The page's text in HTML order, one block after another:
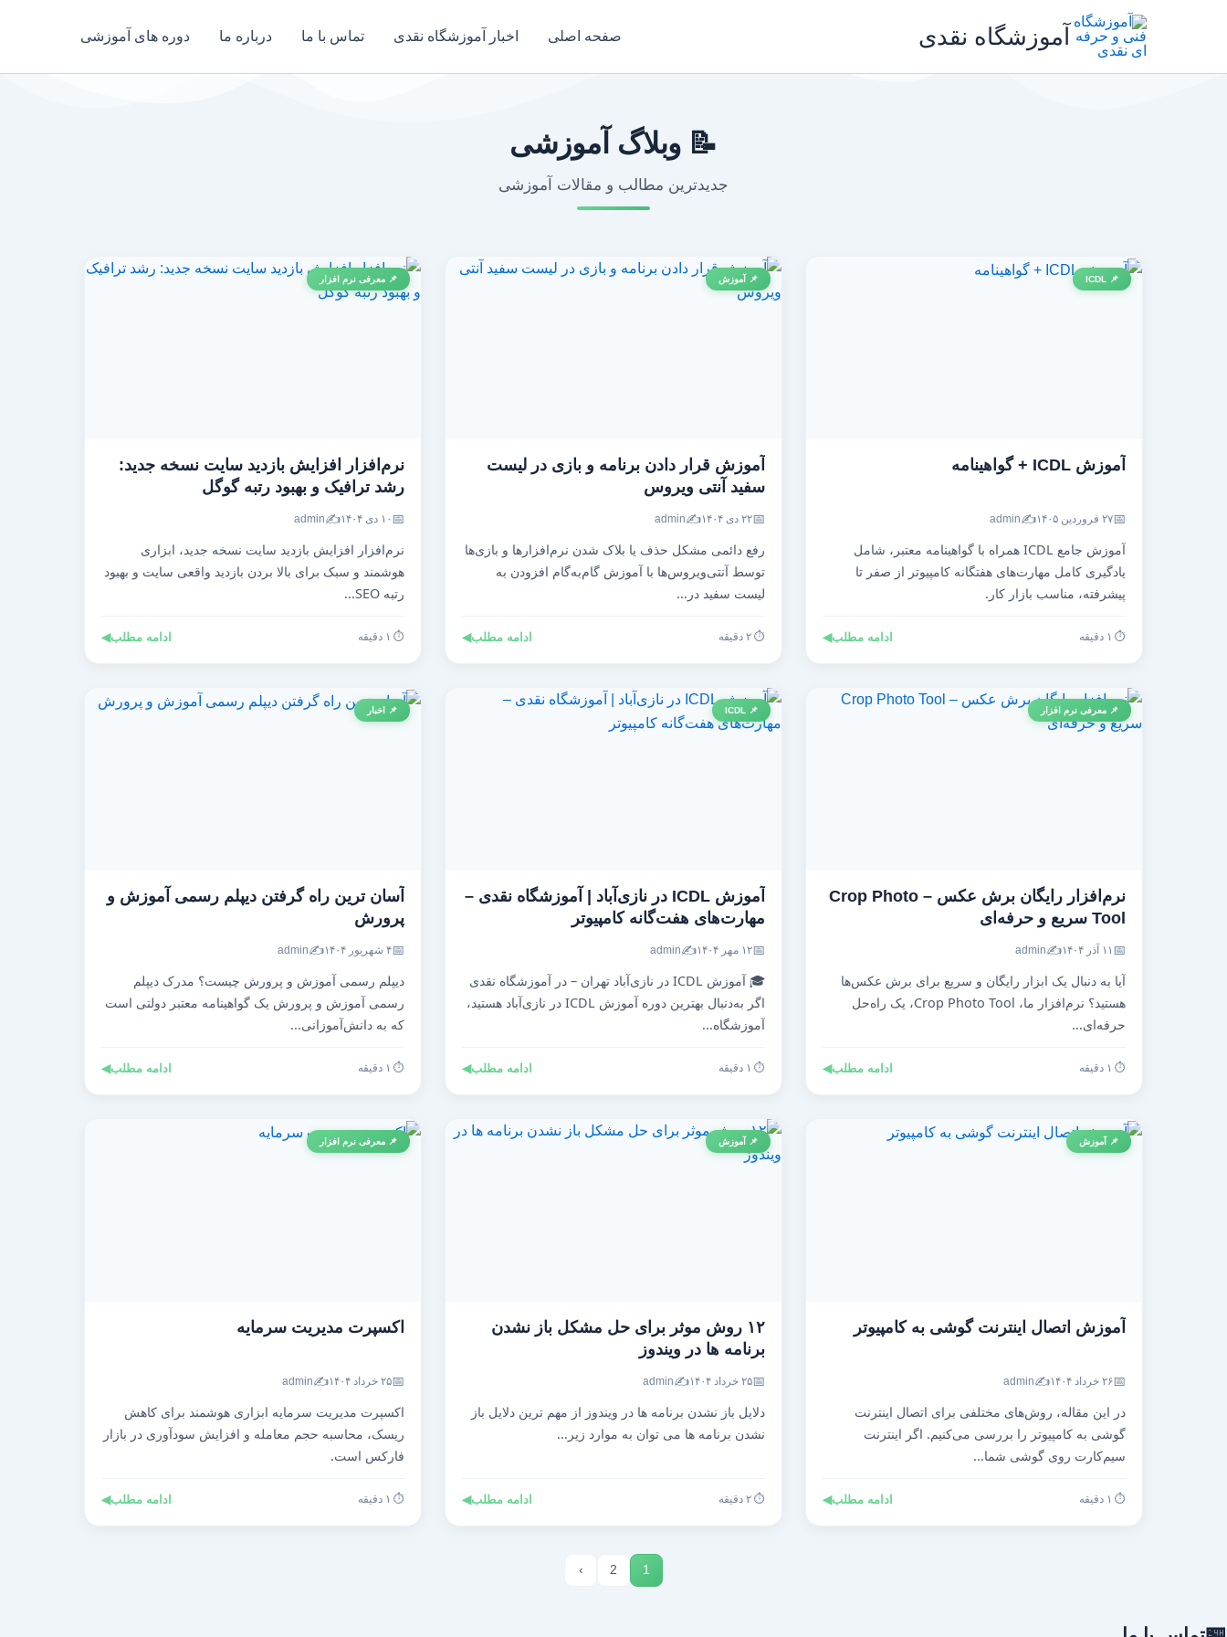
آموزشگاه نقدی صفحه اصلی اخبار آموزشگاه نقدی تماس با ما درباره ما دوره های آموزشی
📝 وبلاگ آموزشی
جدیدترین مطالب و مقالات آموزشی
📌 ICDL
آموزش ICDL + گواهینامه
📅۲۷ فروردین ۱۴۰۵ ✍️
admin
آموزش جامع ICDL همراه با گواهینامه معتبر، شامل
یادگیری کامل مهارت‌های هفتگانه کامپیوتر از صفر تا
پیشرفته، مناسب بازار کار.
⏱️ ۱ دقیقه ادامه مطلب◀
📌 آموزش
آموزش قرار دادن برنامه و بازی در لیست
سفید آنتی‌ ویروس
📅۲۲ دی ۱۴۰۴ ✍️
admin
رفع دائمی مشکل حذف یا بلاک شدن نرم‌افزارها و بازی‌ها
توسط آنتی‌ویروس‌ها با آموزش گام‌به‌گام افزودن به
لیست سفید در...
⏱️ ۲ دقیقه ادامه مطلب◀
📌 معرفی نرم افزار
نرم‌افزار افزایش بازدید سایت نسخه جدید:
رشد ترافیک و بهبود رتبه گوگل
📅 ۱۰ دی ۱۴۰۴ ✍️
admin
نرم‌افزار افزایش بازدید سایت نسخه جدید، ابزاری
هوشمند و سبک برای بالا بردن بازدید واقعی سایت و بهبود
رتبه SEO...
⏱️ ۱ دقیقه ادامه مطلب◀
📌 معرفی نرم افزار
نرم‌افزار رایگان برش عکس – Crop Photo
Tool سریع و حرفه‌ای
📅 ۱۱ آذر ۱۴۰۴ ✍️
admin
آیا به دنبال یک ابزار رایگان و سریع برای برش عکس‌ها
هستید؟ نرم‌افزار ما، Crop Photo Tool، یک راه‌حل
حرفه‌ای...
⏱️ ۱ دقیقه ادامه مطلب◀
📌 ICDL
آموزش ICDL در نازی‌آباد | آموزشگاه نقدی –
مهارت‌های هفت‌گانه کامپیوتر
📅۱۲ مهر ۱۴۰۴ ✍️
admin
🎓 آموزش ICDL در نازی‌آباد تهران – در آموزشگاه نقدی
اگر به‌دنبال بهترین دوره آموزش ICDL در نازی‌آباد هستید،
آموزشگاه...
⏱️ ۱ دقیقه ادامه مطلب◀
📌 اخبار
آسان ترین راه گرفتن دیپلم رسمی آموزش و
پرورش
📅۴ شهریور ۱۴۰۴ ✍️
admin
دیپلم رسمی آموزش و پرورش چیست؟ مدرک دیپلم
رسمی آموزش و پرورش یک گواهینامه معتبر دولتی است
که به دانش‌آموزانی...
⏱️ ۱ دقیقه ادامه مطلب◀
📌 آموزش
آموزش اتصال اینترنت گوشی به کامپیوتر
📅۲۶ خرداد ۱۴۰۴ ✍️
admin
در این مقاله، روش‌های مختلفی برای اتصال اینترنت
گوشی به کامپیوتر را بررسی می‌کنیم. اگر اینترنت
سیم‌کارت روی گوشی شما...
⏱️ ۱ دقیقه ادامه مطلب◀
📌 آموزش
۱۲ روش موثر برای حل مشکل باز نشدن
برنامه ها در ویندوز
📅۲۵ خرداد ۱۴۰۴ ✍️
admin
دلایل باز نشدن برنامه ها در ویندوز از مهم ترین دلایل باز
نشدن برنامه ها می توان به موارد زیر...
⏱️ ۲ دقیقه ادامه مطلب◀
📌 معرفی نرم افزار
اکسپرت مدیریت سرمایه
📅۲۵ خرداد ۱۴۰۴ ✍️
admin
اکسپرت مدیریت سرمایه ابزاری هوشمند برای کاهش
ریسک، محاسبه حجم معامله و افزایش سودآوری در بازار
فارکس است.
⏱️ ۱ دقیقه ادامه مطلب◀
1
2
›